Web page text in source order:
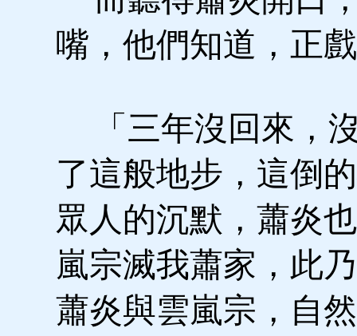
嘴，他們知道，正
「三年沒回來，
了這般地步，這倒
眾人的沉默，蕭炎
嵐宗滅我蕭家，此
蕭炎與雲嵐宗，自